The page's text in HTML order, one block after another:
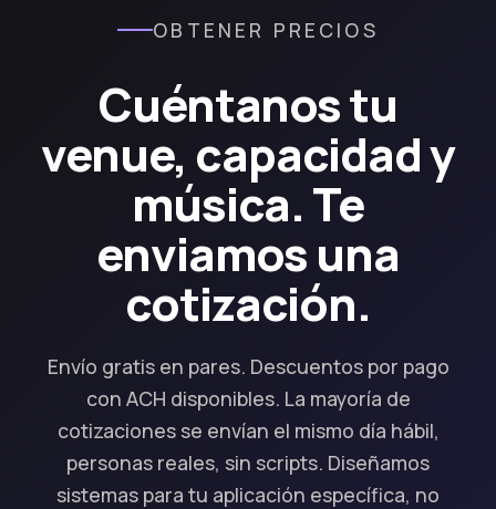
OBTENER PRECIOS
Cuéntanos tu
venue, capacidad y
música. Te
enviamos una
cotización.
Envío gratis en pares. Descuentos por pago
con ACH disponibles. La mayoría de
cotizaciones se envían el mismo día hábil,
personas reales, sin scripts. Diseñamos
sistemas para tu aplicación específica, no